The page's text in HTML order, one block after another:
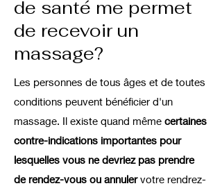
de santé me permet
de recevoir un
massage?
Les personnes de tous âges et de toutes
conditions peuvent bénéficier d'un
massage. Il existe quand même certaines
contre-indications importantes pour
lesquelles vous ne devriez pas prendre
de rendez-vous ou annulervotre rendrez-